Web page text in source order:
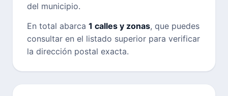
del municipio.
En total abarca 1 calles y zonas, que puedes
consultar en el listado superior para verificar
la dirección postal exacta.